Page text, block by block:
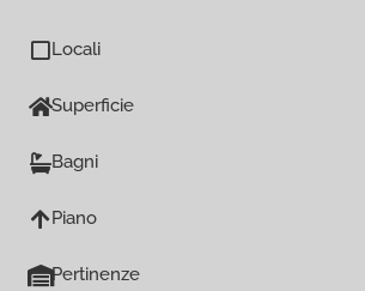
Locali
Superficie
Bagni
Piano
Pertinenze